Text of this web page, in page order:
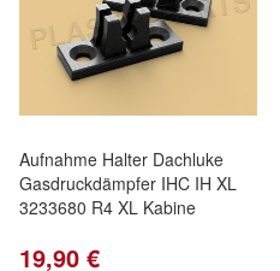
Aufnahme Halter Dachluke
Gasdruckdämpfer IHC IH XL
3233680 R4 XL Kabine
19,90 €